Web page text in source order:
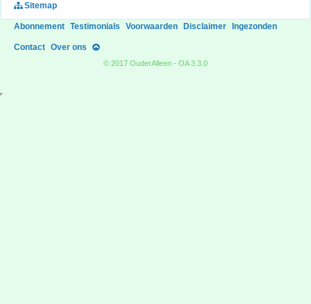
Sitemap
Abonnement Testimonials Voorwaarden Disclaimer Ingezonden
Contact Over ons
© 2017 OuderAlleen - OA 3.3.0